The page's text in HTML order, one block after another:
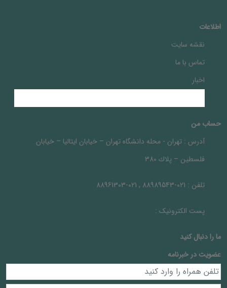
اطلاعات
نقشه سایت
تماس با ما
اخبار
حساب من
آدرس : تهران - محله دانشگاه تهران – خيابان ايتاليا – خيابان
فلسطين – پلاك 380
تلفن : 021-88989543 , 021-88961303
پست الکترونیک :
ما را دنبال کنيد
عضویت در خبرنامه